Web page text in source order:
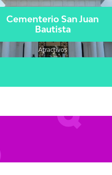
Cementerio San Juan
Bautista
Atractivos